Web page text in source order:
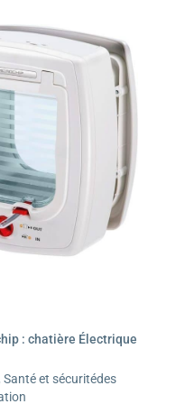
: chatière Électrique
Santé et sécuritédes